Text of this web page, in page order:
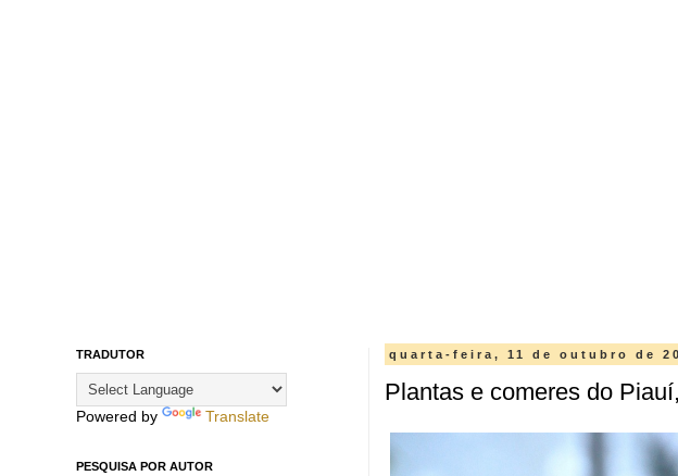
quarta-feira, 11 de outubro de
Plantas e comeres do
TRADUTOR
Powered by Translate
PESQUISA POR AUTOR